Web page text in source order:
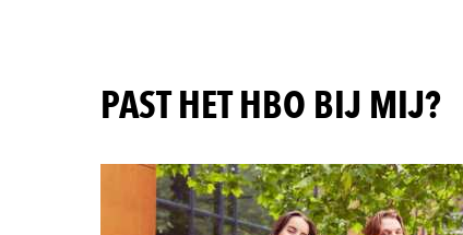
PAST HET HBO BIJ MIJ?